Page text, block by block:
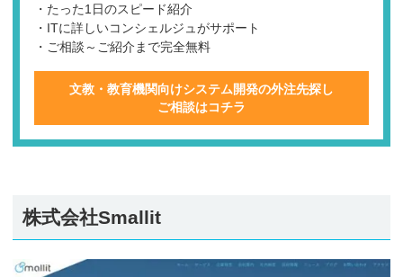
・たった1日のスピード紹介
・ITに詳しいコンシェルジュがサポート
・ご相談～ご紹介まで完全無料
文教・教育機関向けシステム開発の外注先探し
ご相談はコチラ
株式会社Smallit